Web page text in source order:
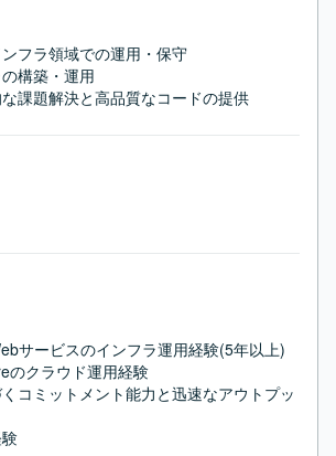
フラ領域での運用・保守
構築・運用
課題解決と高品質なコードの提供
サービスのインフラ運用経験(5年以上)
のクラウド運用経験
コミットメント能力と迅速なアウトプッ